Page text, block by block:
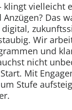
klingt vielleicht
Das
digital,
Wir
und
nicht
Mit
Stufe